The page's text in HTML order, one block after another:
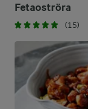
Fetaoströra
(15)